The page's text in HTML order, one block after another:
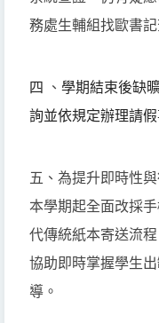
務處生輔組找歐書記
四 、 學期結束後缺
詢並依規定辦理請
五、為提升即時性
本學期起全面改採
代傳統紙本寄送流
協助即時掌握學生
導。